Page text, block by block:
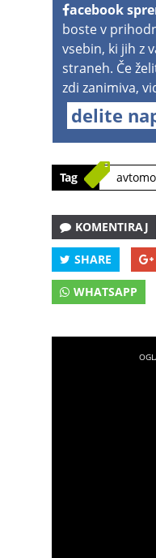
acebook
boste v
vsebin, ki jih z
straneh. Če
zdi zanimiva,
delite
Tag
KOMENTIRAJ
SHARE
WHATSAPP